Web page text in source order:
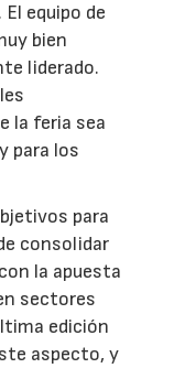
equipo de
bien
liderado.
la feria sea
para los
para
consolidar
la apuesta
sectores
edición
aspecto, y